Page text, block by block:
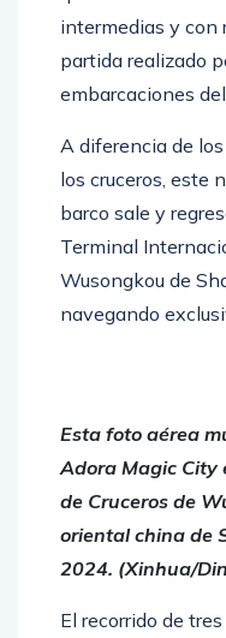
intermedias y con
partida realizado
embarcaciones
A diferencia de
los cruceros, este
barco sale y
Terminal
Wusongkou de
navegando
Esta foto aérea
Adora Magic City
de Cruceros de
oriental china de
2024. (Xinhua/
El recorrido de